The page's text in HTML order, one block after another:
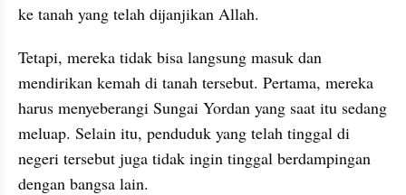
ke tanah yang telah dijanjikan Allah.
Tetapi, mereka tidak bisa langsung masuk dan
mendirikan kemah di tanah tersebut. Pertama, mereka
harus menyeberangi Sungai Yordan yang saat itu sedang
meluap. Selain itu, penduduk yang telah tinggal di
negeri tersebut juga tidak ingin tinggal berdampingan
dengan bangsa lain.